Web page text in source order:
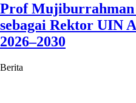
Prof
sebagai Rektor UIN
2026–2030
Berita